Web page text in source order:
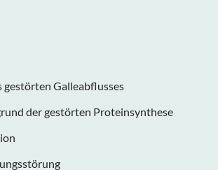
gestörten Galleabflusses
der gestörten Proteinsynthese